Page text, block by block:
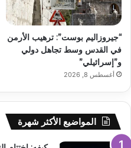
“جيروزاليم بوست”: ترهيب الأرمن
في القدس وسط تجاهل دولي
و”إسرائيلي”
أغسطس 8, 2026
المواضيع الأكثر شهرة